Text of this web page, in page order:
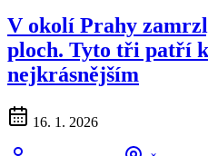
V okolí Prahy
ploch. Tyto tři patří
nejkrásnějším
16. 1. 2026